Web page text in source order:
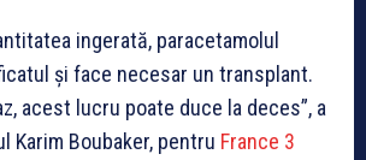
ingerată, paracetamolul
și face necesar un transplant.
acest lucru poate duce la deces”, a
Karim Boubaker, pentru France 3